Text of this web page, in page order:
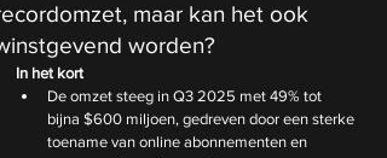
maar kan het ook
worden?
In het kort
De omzet steeg in Q3 2025 met 49% tot
bijna $600 miljoen, gedreven door een sterke
toename van online abonnementen en